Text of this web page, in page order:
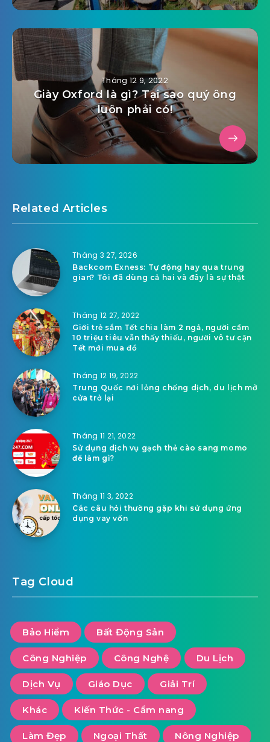
Tháng 12 9, 2022
Giày Oxford là gì? Tại sao quý ông
luôn phải có!
Related Articles
Tháng 3 27, 2026
Backcom Exness: Tự động hay qua trung
gian? Tôi đã dùng cả hai và đây là sự thật
Tháng 12 27, 2022
Giới trẻ sắm Tết chia làm 2 ngả, người cầm
10 triệu tiêu vẫn thấy thiếu, người vô tư cận
Tết mới mua đồ
Tháng 12 19, 2022
Trung Quốc nới lỏng chống dịch, du lịch mở
cửa trở lại
Tháng 11 21, 2022
Sử dụng dịch vụ gạch thẻ cào sang momo
để làm gì?
Tháng 11 3, 2022
Các câu hỏi thường gặp khi sử dụng ứng
dụng vay vốn
Tag Cloud
Bảo Hiểm Bất Động Sản
Công Nghiệp Công Nghệ Du Lịch
Dịch Vụ Giáo Dục Giải Trí
Khác Kiến Thức - Cẩm nang
Làm Đẹp Ngoại Thất Nông Nghiệp